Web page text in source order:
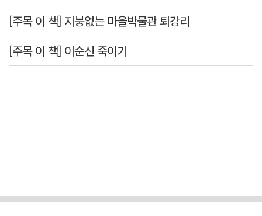
[주목 이 책] 지붕없는 마을박물관 퇴강리
[주목 이 책] 이순신 죽이기